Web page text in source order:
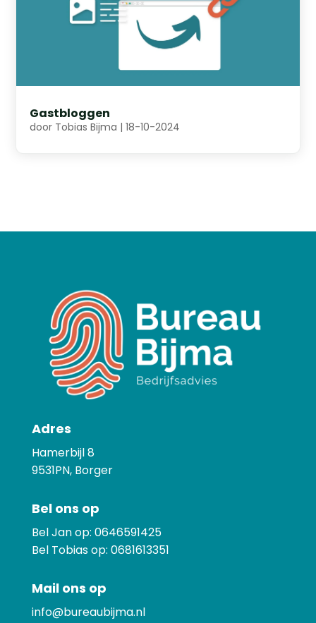
Gastbloggen
door Tobias Bijma |18-10-2024
Adres
Hamerbijl 8
9531PN, Borger
Bel ons op
Bel Jan op: 0646591425
Bel Tobias op: 0681613351
Mail ons op
info@bureaubijma.nl